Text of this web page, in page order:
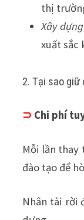
thị
Xây
xuất sắc
2. Tại sao giữ
⊃ Chi phí
Mỗi lần thay
đào tạo để
Nhân tài rời